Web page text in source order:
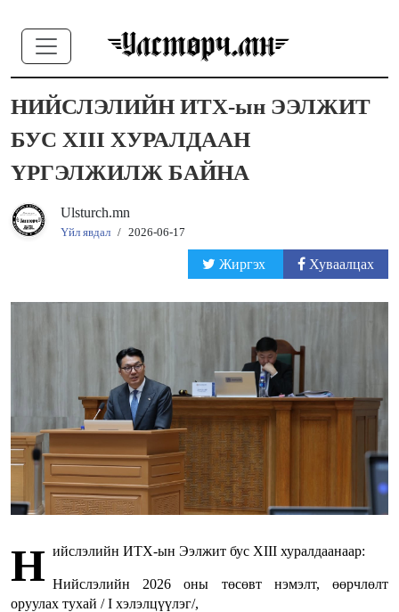
НИЙСЛЭЛИЙН ИТХ-ын ЭЭЛЖИТ
БУС XIII ХУРАЛДААН
ҮРГЭЛЖИЛЖ БАЙНА
Ulsturch.mn
Үйл явдал / 2026-06-17
Жиргэх Хуваалцах
Н ийслэлийн ИТХ-ын Ээлжит бус XIII хуралдаанаар:
Нийслэлийн 2026 оны төсөвт нэмэлт, өөрчлөлт
оруулах тухай / I хэлэлцүүлэг/,